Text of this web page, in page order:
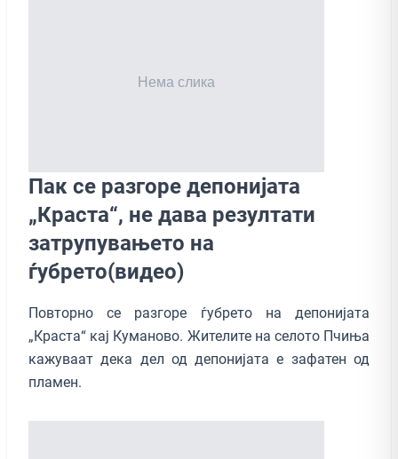
Пак се разгоре депонијата
„Краста“, не дава резултати
затрупувањето на
ѓубрето(видео)
Повторно се разгоре ѓубрето на депонијата
„Краста“ кај Куманово. Жителите на селото Пчиња
кажуваат дека дел од депонијата е зафатен од
пламен.